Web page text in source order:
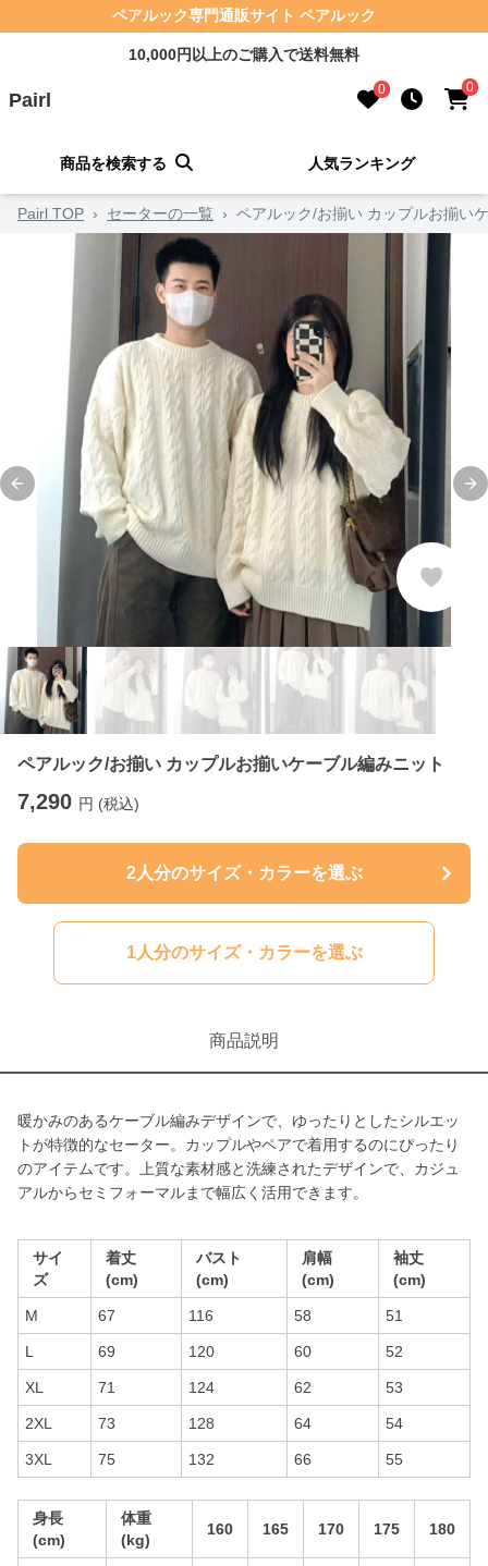
ペアルック専門通販サイト ペアルック
10,000円以上のご購入で送料無料
Pairl 0 0
商品を検索する 人気ランキング
Pairl TOP › セーターの一覧 › ペアルック/お揃い カップルお揃い
Previous slide
ペアルック/お揃い カップルお揃いケーブル編みニット
7,290 円 (税込)
2人分のサイズ・カラーを選ぶ
1人分のサイズ・カラーを選ぶ
商品説明
暖かみのあるケーブル編みデザインで、ゆったりとしたシルエッ
トが特徴的なセーター。カップルやペアで着用するのにぴったり
のアイテムです。上質な素材感と洗練されたデザインで、カジュ
アルからセミフォーマルまで幅広く活用できます。
サイ
ズ
着丈
(cm)
バスト
(cm)
肩幅
(cm)
袖丈
(cm)
M 67 116 58 51
L 69 120 60 52
XL 71 124 62 53
2XL 73 128 64 54
3XL 75 132 66 55
身長
(cm)
体重
(kg)
160 165 170 175 180